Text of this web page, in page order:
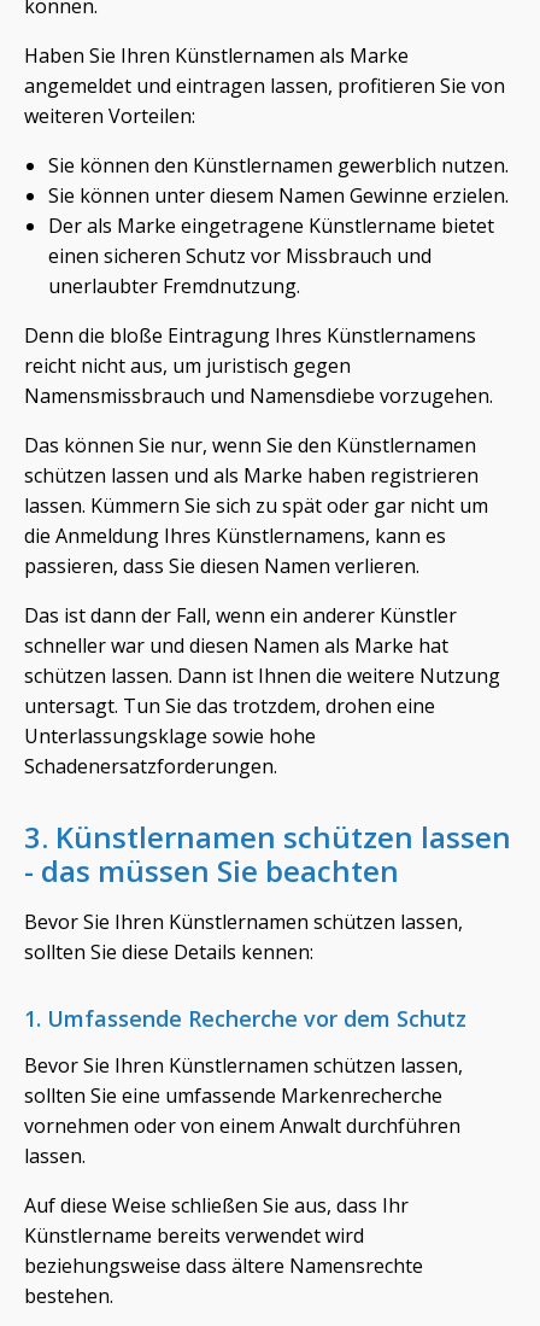
können.
Haben Sie Ihren Künstlernamen als Marke
angemeldet und eintragen lassen, profitieren Sie von
weiteren Vorteilen:
Sie können den Künstlernamen gewerblich nutzen.
Sie können unter diesem Namen Gewinne erzielen.
Der als Marke eingetragene Künstlername bietet
einen sicheren Schutz vor Missbrauch und
unerlaubter Fremdnutzung.
Denn die bloße Eintragung Ihres Künstlernamens
reicht nicht aus, um juristisch gegen
Namensmissbrauch und Namensdiebe vorzugehen.
Das können Sie nur, wenn Sie den Künstlernamen
schützen lassen und als Marke haben registrieren
lassen. Kümmern Sie sich zu spät oder gar nicht um
die Anmeldung Ihres Künstlernamens, kann es
passieren, dass Sie diesen Namen verlieren.
Das ist dann der Fall, wenn ein anderer Künstler
schneller war und diesen Namen als Marke hat
schützen lassen. Dann ist Ihnen die weitere Nutzung
untersagt. Tun Sie das trotzdem, drohen eine
Unterlassungsklage sowie hohe
Schadenersatzforderungen.
3. Künstlernamen schützen lassen
- das müssen Sie beachten
Bevor Sie Ihren Künstlernamen schützen lassen,
sollten Sie diese Details kennen:
1. Umfassende Recherche vor dem Schutz
Bevor Sie Ihren Künstlernamen schützen lassen,
sollten Sie eine umfassende Markenrecherche
vornehmen oder von einem Anwalt durchführen
lassen.
Auf diese Weise schließen Sie aus, dass Ihr
Künstlername bereits verwendet wird
beziehungsweise dass ältere Namensrechte
bestehen.